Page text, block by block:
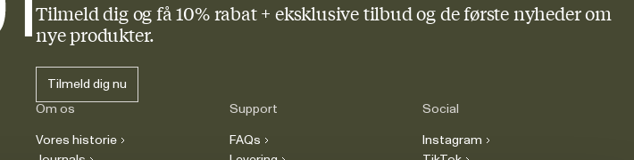
Tilmeld dig og få 10% rabat + eksklusive tilbud og de første nyheder om
nye produkter.
Tilmeld dig nu
Om os
Vores historie
Support
FAQs
Social
Instagram